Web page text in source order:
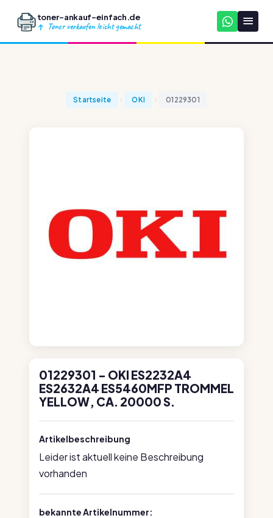
toner-ankauf-einfach.de
Toner verkaufen leicht gemacht
Startseite OKI 01229301
01229301 - OKI ES2232A4
ES2632A4 ES5460MFP TROMMEL
YELLOW, CA. 20000 S.
Artikelbeschreibung
Leider ist aktuell keine Beschreibung
vorhanden
bekannte Artikelnummer: